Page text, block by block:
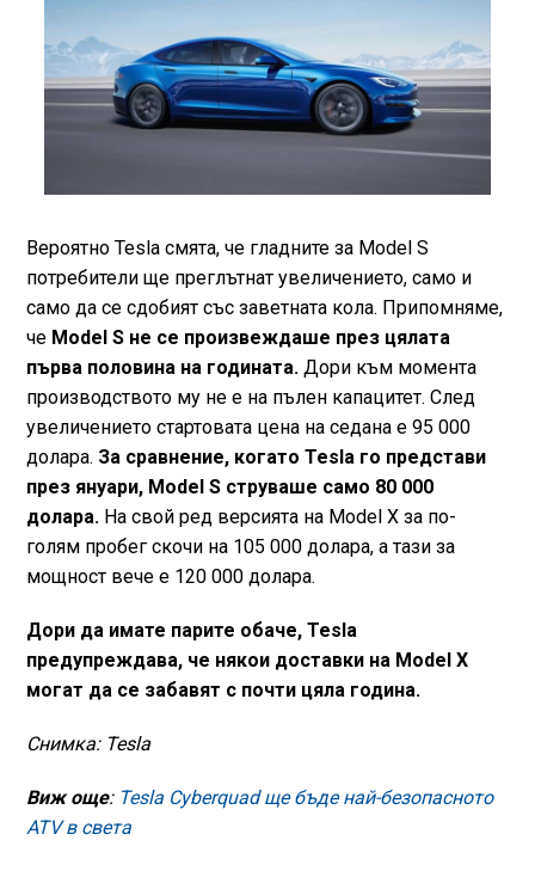
Вероятно Tesla смята, че гладните за Model S
потребители ще преглътнат увеличението, само и
само да се сдобият със заветната кола. Припомняме,
чеМodel S не се произвеждаше през цялата
първа половина на годината.Дори към момента
производството му не е на пълен капацитет. След
увеличението стартовата цена на седана е 95 000
долара. За сравнение, когато Tesla го представи
през януари, Model S струваше само 80 000
долара. На свой ред версията на Model Х за по-
голям пробег скочи на 105 000 долара, а тази за
мощност вече е 120 000 долара.
Дори да имате парите обаче, Tesla
предупреждава, че някои доставки на Model Х
могат да се забавят с почти цяла година.
Снимка: Tesla
Виж още: Tesla Cyberquad ще бъде най-безопасното
ATV в света